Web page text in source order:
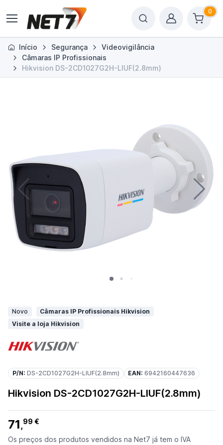
0
Início Segurança
Videovigilância
Câmaras IP Profissionais
Hikvision DS-2CD1027G2H-LIUF(2.8mm)
Novo
Câmaras IP Profissionais Hikvision
Visite a loja Hikvision
P/N: DS-2CD1027G2H-LIUF(2.8mm) EAN: 6942160447636
Hikvision DS-2CD1027G2H-LIUF(2.8mm)
71 ,99 €
Os preços dos produtos vendidos na Net7 já tem o IVA